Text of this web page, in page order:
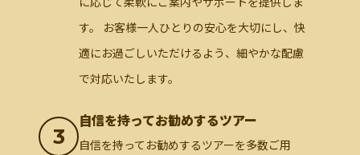
す。 お客様一人ひとりの安心を大切にし、快
適にお過ごしいただけるよう、細やかな配慮
で対応いたします。
3
自信を持ってお勧めするツアー
自信を持ってお勧めするツアーを多数ご用